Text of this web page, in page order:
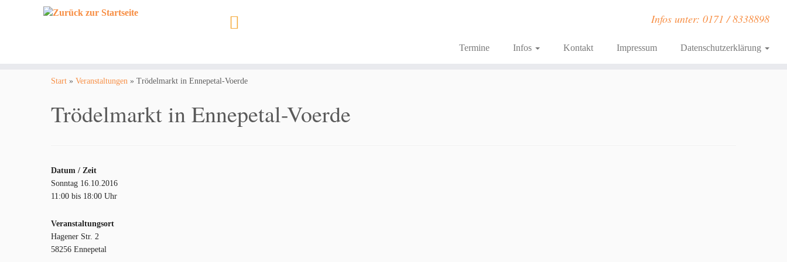
Infos unter: 0171 / 8338898
Termine Infos Kontakt Impressum Datenschutzerklärung
Start » Veranstaltungen » Trödelmarkt in Ennepetal-Voerde
Trödelmarkt in Ennepetal-Voerde
Datum / Zeit
Sonntag 16.10.2016
11:00 bis 18:00 Uhr
Veranstaltungsort
Hagener Str. 2
58256 Ennepetal